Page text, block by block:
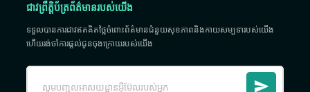
ជាវព្រឹត្តិប័ត្រព័ត៌មានរបស់យើង
ទទួលបានការជាវឥតគិតថ្លៃចំពោះព័ត៌មានជំនួយសុខភាពនិងកាយសម្បទារបស់យើង
ហើយរង់ចាំការផ្តល់ជូនចុងក្រោយរបស់យើង